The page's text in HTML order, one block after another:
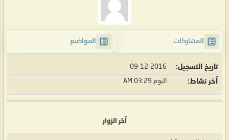
المشاركات المواضيع
تاريخ التسجيل 09-12-2016
آخر نشاط اليوم 03:29 AM
آخر الزوار